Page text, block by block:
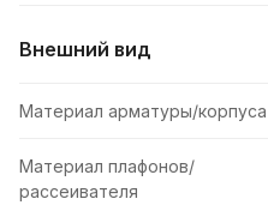
Внешний вид
Материал арматуры/корпуса
Материал плафонов/
рассеивателя